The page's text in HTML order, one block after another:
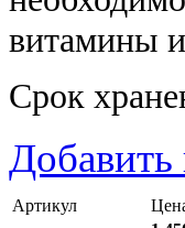
витамины
Срок
Артикул